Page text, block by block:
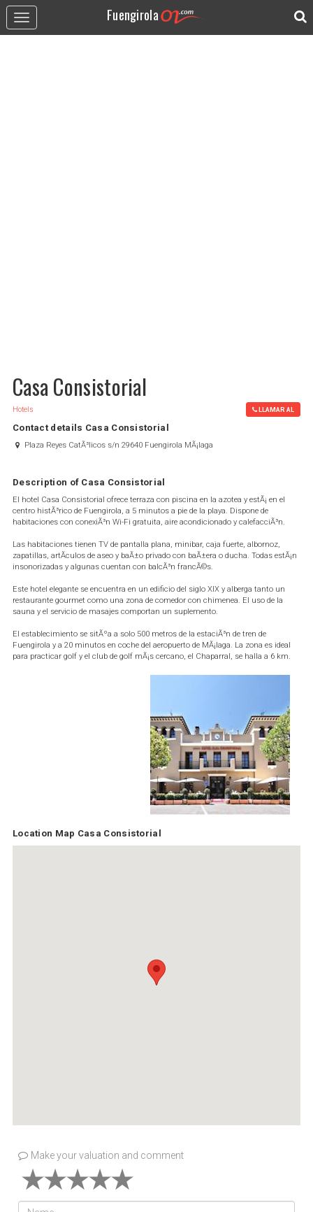
Toggle
navigation
Fuengirola
Casa Consistorial
Hotels LLAMAR AL
Contact details Casa Consistorial
Plaza Reyes CatÃ³licos s/n 29640 Fuengirola MÃ¡laga
Description of Casa Consistorial
El hotel Casa Consistorial ofrece terraza con piscina en la azotea y estÃ¡ en el
centro histÃ³rico de Fuengirola, a 5 minutos a pie de la playa. Dispone de
habitaciones con conexiÃ³n Wi-Fi gratuita, aire acondicionado y calefacciÃ³n.
Las habitaciones tienen TV de pantalla plana, minibar, caja fuerte, albornoz,
zapatillas, artÃ­culos de aseo y baÃ±o privado con baÃ±era o ducha. Todas estÃ¡n
insonorizadas y algunas cuentan con balcÃ³n francÃ©s.
Este hotel elegante se encuentra en un edificio del siglo XIX y alberga tanto un
restaurante gourmet como una zona de comedor con chimenea. El uso de la
sauna y el servicio de masajes comportan un suplemento.
El establecimiento se sitÃºa a solo 500 metros de la estaciÃ³n de tren de
Fuengirola y a 20 minutos en coche del aeropuerto de MÃ¡laga. La zona es ideal
para practicar golf y el club de golf mÃ¡s cercano, el Chaparral, se halla a 6 km.
Location Map Casa Consistorial
Make your valuation and comment